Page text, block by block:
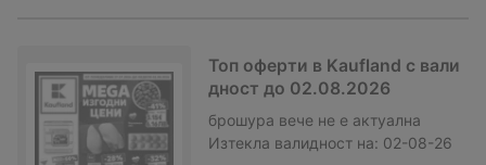
Топ оферти в Kaufland с вали
дност до 02.08.2026
брошура вече не е актуална
Изтекла валидност на: 02-08-26